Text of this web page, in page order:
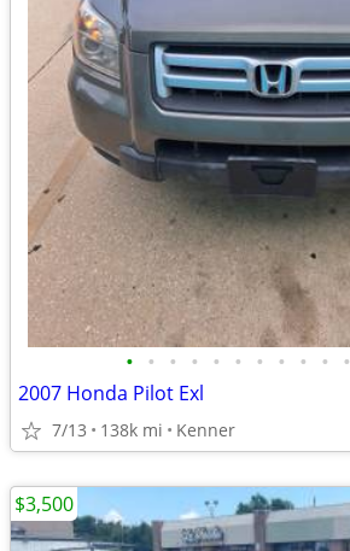
• • • • • • • • • • •
2007 Honda Pilot Exl
7/13 138k mi Kenner
$3,500